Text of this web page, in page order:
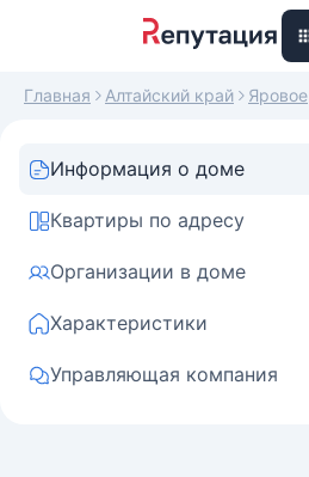
Главная Алтайский край Яровое
Информация о доме
Квартиры по адресу
Организации в доме
Характеристики
Управляющая компания